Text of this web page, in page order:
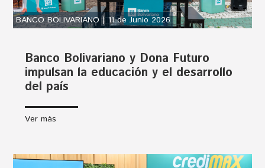
BANCO BOLIVARIANO | 11 de Junio 2026
Banco Bolivariano y Dona Futuro
impulsan la educación y el desarrollo
del país
Ver más